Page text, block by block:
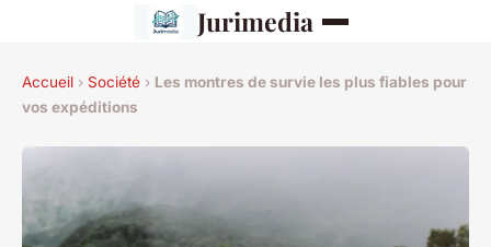
Jurimedia
Accueil › Société › Les montres de survie les plus fiables pour
vos expéditions